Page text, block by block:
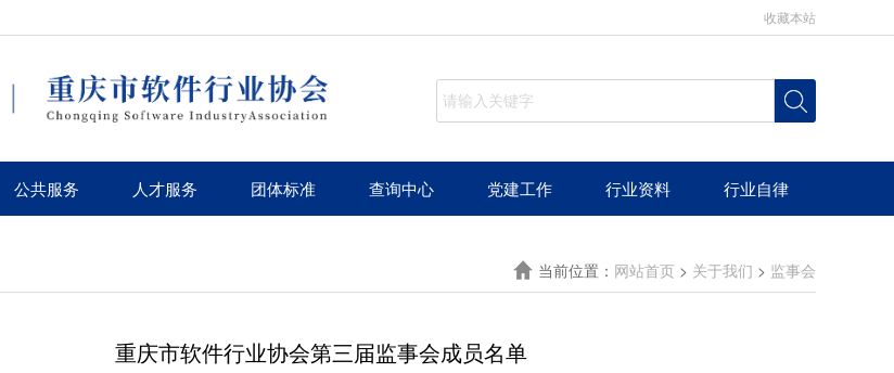
收藏本站
公共服务 人才服务 团体标准 查询中心 党建工作 行业资料 行业自律
当前位置： 网站首页 > 关于我们 > 监事会
重庆市软件行业协会第三届监事会成员名单